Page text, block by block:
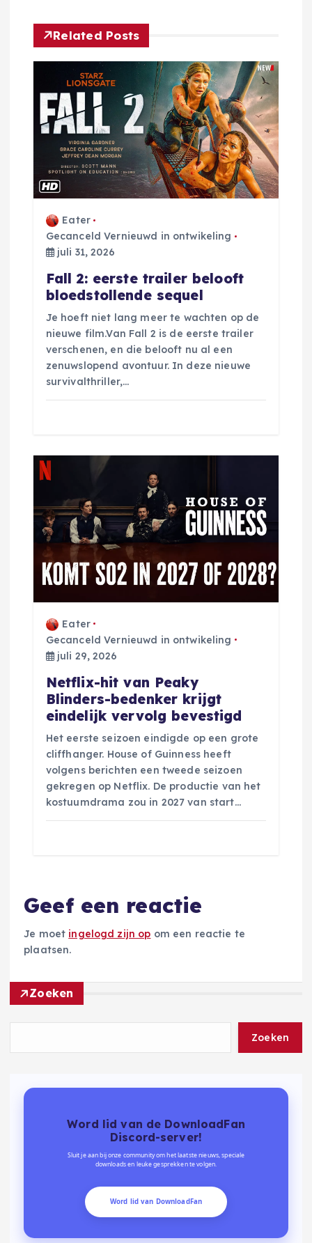
t
n
a
v
g
Related Posts
Eater
Gecanceld Vernieuwd in ontwikeling
juli 31, 2026
Fall 2: eerste trailer belooft
bloedstollende sequel
Je hoeft niet lang meer te wachten op de
nieuwe film.Van Fall 2 is de eerste trailer
verschenen, en die belooft nu al een
zenuwslopend avontuur. In deze nieuwe
survivalthriller,…
Eater
Gecanceld Vernieuwd in ontwikeling
juli 29, 2026
Netflix-hit van Peaky
Blinders-bedenker krijgt
eindelijk vervolg bevestigd
Het eerste seizoen eindigde op een grote
cliffhanger. House of Guinness heeft
volgens berichten een tweede seizoen
gekregen op Netflix. De productie van het
kostuumdrama zou in 2027 van start…
Geef een reactie
Je moet ingelogd zijn op om een reactie te
plaatsen.
Zoeken
Zoeken
Word lid van de DownloadFan
Discord-server!
Sluit je aan bij onze community om het laatste nieuws, speciale
downloads en leuke gesprekken te volgen.
Word lid van DownloadFan